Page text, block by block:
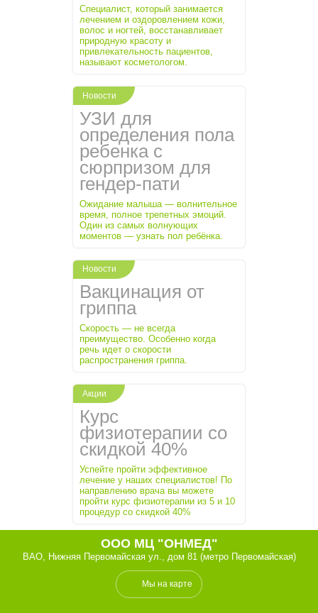
Специалист, который занимается
лечением и оздоровлением кожи,
волос и ногтей, восстанавливает
природную красоту и
привлекательность пациентов,
называют косметологом.
УЗИ для
определения пола
ребенка с
сюрпризом для
гендер-пати
Ожидание малыша — волнительное
время, полное трепетных эмоций.
Один из самых волнующих
моментов — узнать пол ребёнка.
Новости
Вакцинация от
гриппа
Скорость — не всегда
преимущество. Особенно когда
речь идет о скорости
распространения гриппа.
Новости
Курс
физиотерапии со
скидкой 40%
Успейте пройти эффективное
лечение у наших специалистов! По
направлению врача вы можете
пройти курс физиотерапии из 5 и 10
процедур со скидкой 40%
Акции
ООО МЦ "ОНМЕД"
ВАО, Нижняя Первомайская ул., дом 81 (метро Первомайская)
Мы на карте